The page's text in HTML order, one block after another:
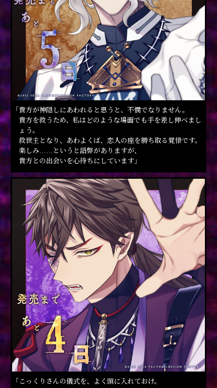
「貴方が神隠しにあわれると思うと、不憫でなりません。
貴方を救うため、私はどのような場面でも手を差し伸べまし
ょう。
救世主となり、あわよくば、恋人の座を勝ち取る覚悟です。
楽しみ……というと語弊がありますが、
貴方との出会いを心待ちにしています」
「こっくりさんの儀式を、よく頭に入れておけ。